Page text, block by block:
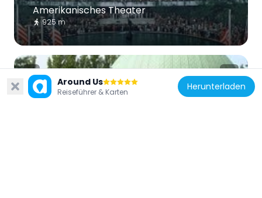
Amerikanisches Theater
925 m
Around Us
Reiseführer & Karten Herunterladen